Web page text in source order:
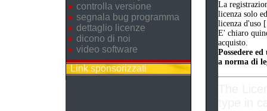
controlla versione
segnala bug programma
dettaglio licenze
dicono di noi
video software
Link sponsorizzati
La
licenza solo
licenza d'uso
E' chiaro
acquisto.
Possedere
a norma di